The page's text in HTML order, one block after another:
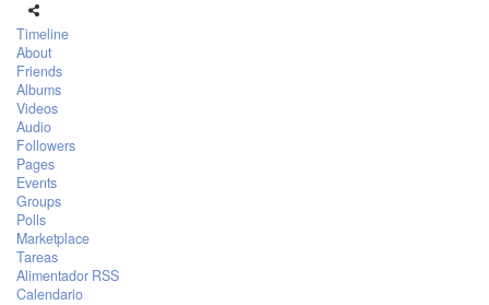
Timeline
About
Friends
Albums
Videos
Audio
Followers
Pages
Events
Groups
Polls
Marketplace
Tareas
Alimentador RSS
Calendario